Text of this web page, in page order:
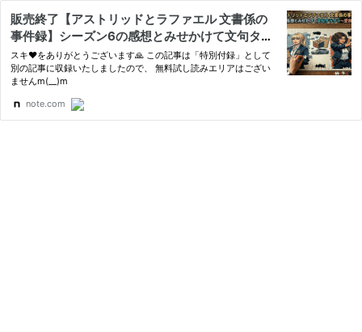
販売終了【アストリッドとラファエル 文書係の
事件録】シーズン6の感想とみせかけて文句タラ
タラ～愛故にあいうえお｜小幡リアン
スキ❤️をありがとうございます🙏 この記事は「特別付録」として
別の記事に収録いたしましたので、 無料試し読みエリアはござい
ませんm(__)m
note.com